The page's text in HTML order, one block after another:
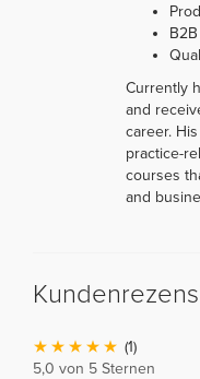
Currently
and
career.
practice-
courses
and
(1)
5,0 von 5 Sternen